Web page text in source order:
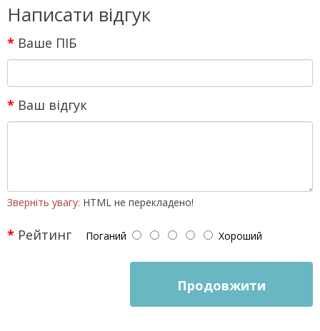
Написати відгук
Ваше ПІБ
Ваш відгук
Зверніть увагу: HTML не перекладено!
Рейтинг Поганий Хороший
Продовжити